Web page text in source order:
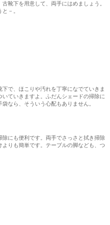
靴下を用意して、両手にはめましょう。
－。
で、ほこりや汚れを丁寧になでていきま
ていきますよ。ふだんシェードの掃除に
なら、そういう心配もありません。
にも便利です。両手でさっさと拭き掃除
りも簡単です。テーブルの脚なども、つ